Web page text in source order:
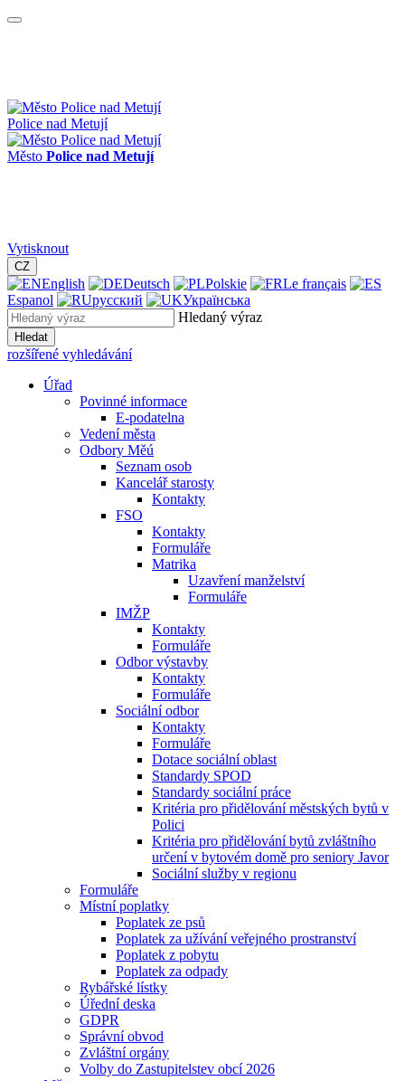
Police nad Metují
Město Police nad Metují
Vytisknout
CZ
English Deutsch Polskie
Le français
Espanol
русский
Українська
Hledaný výraz
Hledat
rozšířené vyhledávání
Úřad
Povinné informace
E-podatelna
Vedení města
Odbory Měú
Seznam osob
Kancelář starosty
Kontakty
FSO
Kontakty
Formuláře
Matrika
Uzavření manželství
Formuláře
IMŽP
Kontakty
Formuláře
Odbor výstavby
Kontakty
Formuláře
Sociální odbor
Kontakty
Formuláře
Dotace sociální oblast
Standardy SPOD
Standardy sociální práce
Kritéria pro přidělování městských bytů v
Polici
Kritéria pro přidělování bytů zvláštního
určení v bytovém domě pro seniory Javor
Sociální služby v regionu
Formuláře
Místní poplatky
Poplatek ze psů
Poplatek za užívání veřejného prostranství
Poplatek z pobytu
Poplatek za odpady
Rybářské lístky
Úřední deska
GDPR
Správní obvod
Zvláštní orgány
Volby do Zastupitelstev obcí 2026